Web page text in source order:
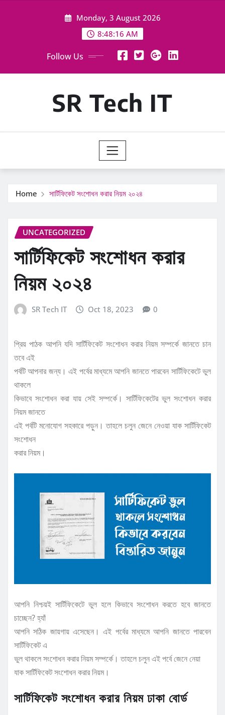
Monday, 3 August 2026
8:48:17 AM
Follow Us
SR Tech IT
Home সার্টিফিকেট সংশোধন করার নিয়ম ২০২৪
UNCATEGORIZED
সার্টিফিকেট সংশোধন করার
নিয়ম ২০২৪
SR Tech IT Oct 18, 2023 0
প্রিয় পাঠক আপনি যদি সার্টিফিকেট সংশোধন করার নিয়ম সম্পর্কে জানতে চান
তবে এই
পর্বটি আপনার জন্য। এই পর্বের মাধ্যমে আপনি জানতে পারবেন সার্টিফিকেটে ভুল
থাকলে
কিভাবে সংশোধন করা যায় সেই সম্পর্কে। সার্টিফিকেটের ভুল সংশোধন করার
নিয়ম জানতে
এই পর্বটি মনোযোগ সহকারে পড়ুন। তাহলে চলুন জেনে নেওয়া যাক সার্টিফিকেট
সংশোধন
করার নিয়ম।
আপনি নিশ্চয়ই সার্টিফিকেটে ভুল হলে কিভাবে সংশোধন করতে হবে জানতে
চাচ্ছেন? হ্যাঁ
আপনি সঠিক জায়গায় এসেছেন। এই পর্বের মাধ্যমে আপনি জানতে পারবেন
সার্টিফিকেট এ
ভুল থাকলে সংশোধন করার নিয়ম সম্পর্কে। তাহলে চলুন এই পর্বে জেনে নেয়া
যাক সার্টিফিকেট সংশোধন করার নিয়ম।
সার্টিফিকেট সংশোধন করার নিয়ম ঢাকা বোর্ড